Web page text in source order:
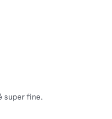
super fine.